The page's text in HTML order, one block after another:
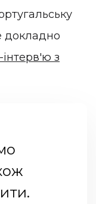
докладно
інтерв'ю з